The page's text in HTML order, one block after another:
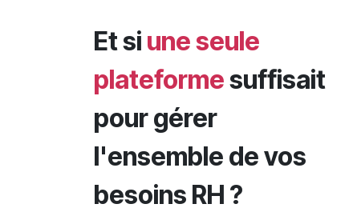
Et si une seule
plateformesuffisait
pour gérer
l'ensemble de vos
besoins RH ?